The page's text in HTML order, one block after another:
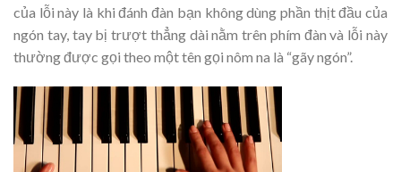
của lỗi này là khi đánh đàn bạn không dùng phần thịt đầu của
ngón tay, tay bị trượt thẳng dài nằm trên phím đàn và lỗi này
thường được gọi theo một tên gọi nôm na là “gãy ngón”.